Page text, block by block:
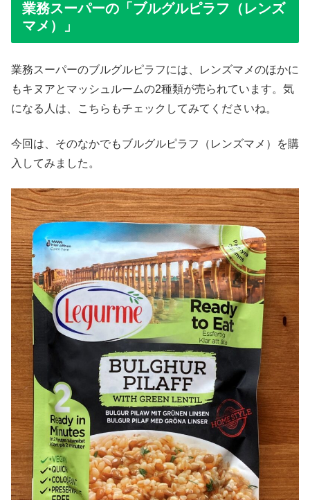
業務スーパーの「ブルグルピラフ（レンズ
マメ）」
業務スーパーのブルグルピラフには、レンズマメのほかに
もキヌアとマッシュルームの2種類が売られています。気
になる人は、こちらもチェックしてみてくださいね。
今回は、そのなかでもブルグルピラフ（レンズマメ）を購
入してみました。